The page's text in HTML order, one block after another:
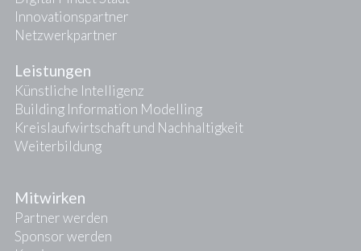
Innovationspartner
Netzwerkpartner
Leistungen
Künstliche Intelligenz
Building Information Modelling
Kreislaufwirtschaft und Nachhaltigkeit
Weiterbildung
Mitwirken
Partner werden
Sponsor werden